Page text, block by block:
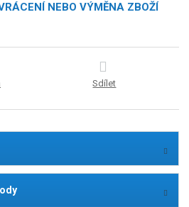
NEBO VÝMĚNA ZBOŽÍ
Sdílet